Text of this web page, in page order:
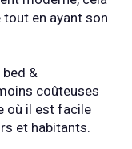
tout en ayant son
bed &
coûteuses
où il est facile
et habitants.